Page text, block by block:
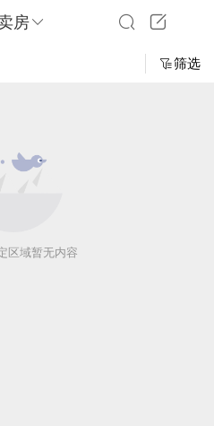
房
筛选
区域暂无内容